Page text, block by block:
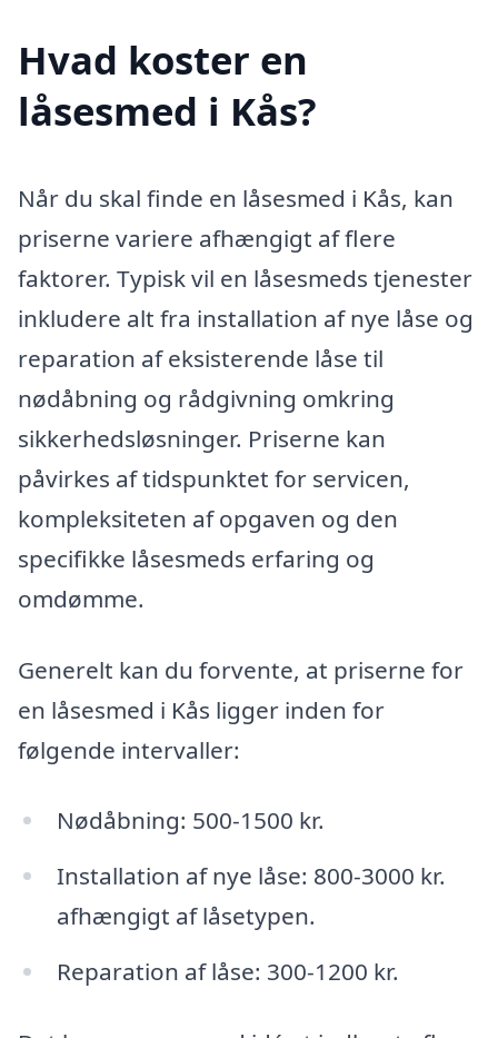
Hvad koster en
låsesmed i Kås?
Når du skal finde en låsesmed i Kås, kan
priserne variere afhængigt af flere
faktorer. Typisk vil en låsesmeds tjenester
inkludere alt fra installation af nye låse og
reparation af eksisterende låse til
nødåbning og rådgivning omkring
sikkerhedsløsninger. Priserne kan
påvirkes af tidspunktet for servicen,
kompleksiteten af opgaven og den
specifikke låsesmeds erfaring og
omdømme.
Generelt kan du forvente, at priserne for
en låsesmed i Kås ligger inden for
følgende intervaller:
Nødåbning: 500-1500 kr.
Installation af nye låse: 800-3000 kr.
afhængigt af låsetypen.
Reparation af låse: 300-1200 kr.